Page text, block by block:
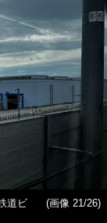
道ビ
(画像 21/26)